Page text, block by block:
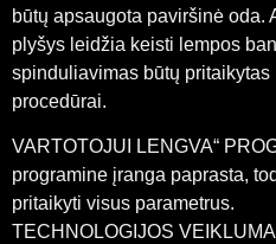
būtų apsaugota paviršinė oda.
plyšys leidžia keisti lempos
spinduliavimas būtų
procedūrai.
VARTOTOJUI LENGVA“
programine įranga paprasta,
pritaikyti visus parametrus.
TECHNOLOGIJOS